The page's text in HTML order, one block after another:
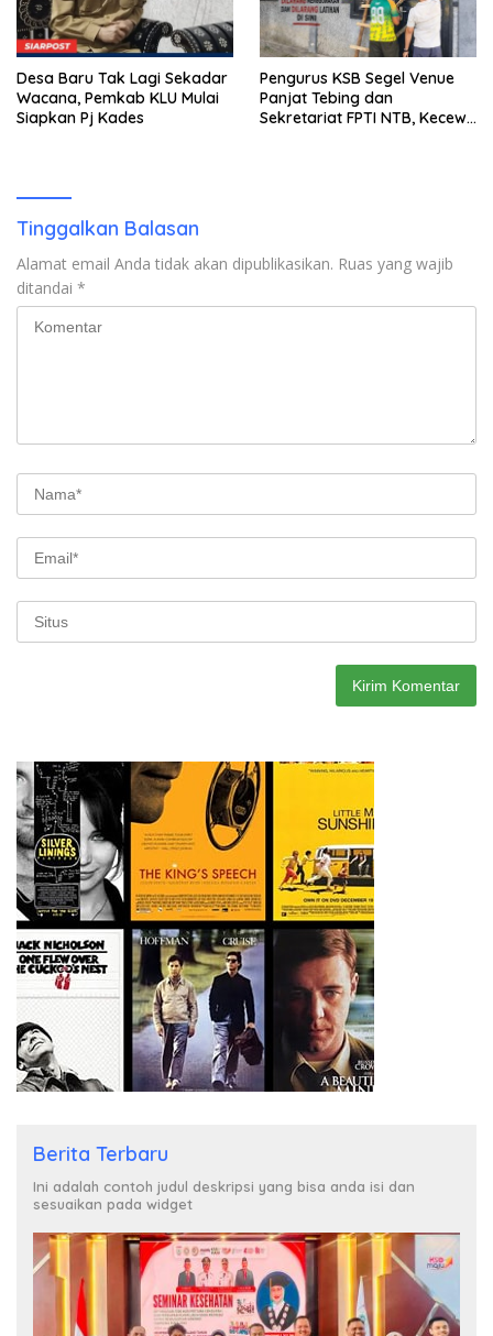
Desa Baru Tak Lagi Sekadar
Wacana, Pemkab KLU Mulai
Siapkan Pj Kades
Pengurus KSB Segel Venue
Panjat Tebing dan
Sekretariat FPTI NTB, Kecewa
Tinggalkan Balasan
Alamat email Anda tidak akan dipublikasikan. Ruas yang wajib
ditandai *
Berita Terbaru
Ini adalah contoh judul deskripsi yang bisa anda isi dan
sesuaikan pada widget